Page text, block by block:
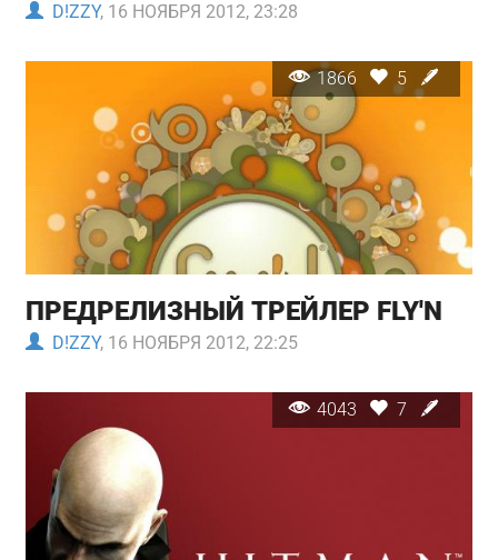
D!ZZY, 16 НОЯБРЯ 2012, 23:28
1866 5
ПРЕДРЕЛИЗНЫЙ ТРЕЙЛЕР FLY'N
D!ZZY, 16 НОЯБРЯ 2012, 22:25
4043 7